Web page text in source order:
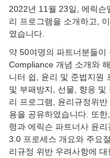
2022년 11월 23일, 에릭슨
리 프로그램을 소개하고,
였습니다.
약 50여명의 파트너분들
Compliance 개념 소개와
니터 쉽, 윤리 및 준법지원
및 부패방지, 선물, 향응
리 프로그램, 윤리규정위
용을 공유하였습니다. 또
령과 에릭슨 파트너사 윤
3.0 프로세스 개요와 주요
리규정 위반 우려사항에